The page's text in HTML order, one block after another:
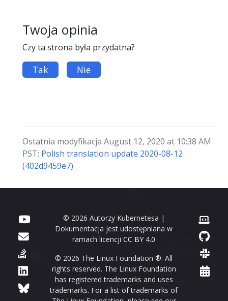
Twoja opinia
Czy ta strona była przydatna?
Tak Nie
Ostatnia modyfikacja August 12, 2020 at 10:38 AM
PST: Polish translation update 2020-08-12
(402d9459e7)
© 2026 Autorzy Kubernetesa |
Dokumentacja jest udostępniana w
ramach licencjiCC BY 4.0
© 2026 The Linux Foundation ®. All
rights reserved. The Linux Foundation
has registered trademarks and uses
trademarks. For a list of trademarks of